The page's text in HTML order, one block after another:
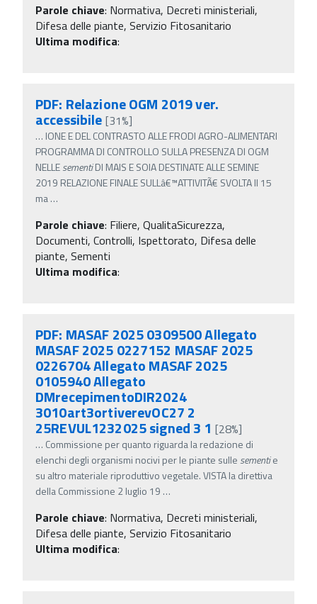
Parole chiave: Normativa, Decreti ministeriali,
Difesa delle piante, Servizio Fitosanitario
Ultima modifica:
PDF: Relazione OGM 2019 ver.
accessibile [31%]
… IONE E DEL CONTRASTO ALLE FRODI AGRO-ALIMENTARI
PROGRAMMA DI CONTROLLO SULLA PRESENZA DI OGM
NELLEsementiDI MAIS E SOIA DESTINATE ALLE SEMINE
2019 RELAZIONE FINALE SULLâ€™ATTIVITÃ€ SVOLTA Il 15
ma…
Parole chiave: Filiere, QualitaSicurezza,
Documenti, Controlli, Ispettorato, Difesa delle
piante, Sementi
Ultima modifica:
PDF: MASAF 2025 0309500 Allegato
MASAF 2025 0227152 MASAF 2025
0226704 Allegato MASAF 2025
0105940 Allegato
DMrecepimentoDIR2024
3010art3ortiverevOC27 2
25REVUL1232025 signed 3 1 [28%]
… Commissione per quanto riguarda la redazione di
elenchi degli organismi nocivi per le piante sulle sementie
su altro materiale riproduttivo vegetale. VISTA la direttiva
della Commissione 2 luglio 19 …
Parole chiave: Normativa, Decreti ministeriali,
Difesa delle piante, Servizio Fitosanitario
Ultima modifica: